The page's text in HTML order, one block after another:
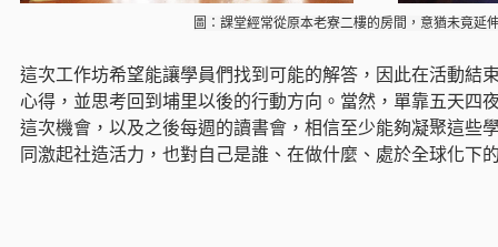
圖：課堂經常從原本老寮二樓的房間，意猶未竟延
這次工作坊希望能讓學員們找到可能的解答，因此在活動結
心得，並思考回到埔里以後的行動方向。當然，單靠五天四
這次機會，以及之後每週的讀書會，相信至少能夠凝聚這些
同激起社造活力，也對自己是誰、在做什麼、處於全球化下